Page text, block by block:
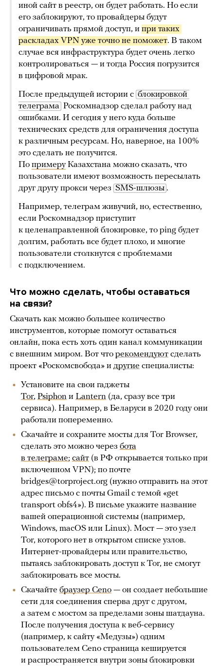
иной сайт в реестр, он будет работать. Но если
его заблокируют, то провайдеры будут
ограничивать прямой доступ, и при таких
раскладах VPN уже точно не поможет. В таком
случае вся инфраструктура будет очень легко
контролироваться — и тогда Россия погрузится
в цифровой мрак.
После предыдущей истории с блокировкой
телеграма Роскомнадзор сделал работу над
ошибками. И сегодня у него куда больше
технических средств для ограничения доступа
к различным ресурсам. Но, наверное, на 100%
это сделать не получится.
По примеруКазахстана можно сказать, что
пользователи имеют возможность пересылать
друг другу прокси через SMS-шлюзы .
Например, телеграм живучий, но, естественно,
если Роскомнадзор приступит
к целенаправленной блокировке, то ping будет
долгим, работать все будет плохо, и многие
пользователи столкнутся с проблемами
с подключением.
Что можно сделать, чтобы оставаться
на связи?
Скачать как можно большее количество
инструментов, которые помогут оставаться
онлайн, пока есть хоть один канал коммуникации
с внешним миром. Вот что рекомендуют сделать
проект «Роскомсвобода» и другие специалисты:
Установите на свои гаджеты
Tor, Psiphon и Lantern (да, сразу все три
сервиса). Например, в Беларуси в 2020 году они
работали попеременно.
Скачайте и сохраните мосты для Tor Browser,
сделать это можно через бота
в телеграме; сайт (в РФ открывается только при
включенном VPN); по почте
bridges@torproject.org (нужно отправить на этот
адрес письмо с почты Gmail с темой «get
transport obfs4»). В письме укажите название
вашей операционной системы (например,
Windows, macOS или Linux). Мост — это узел
Tor, которого нет в открытом списке узлов.
Интернет-провайдеры или правительство,
пытаясь заблокировать доступ к Tor, не смогут
заблокировать все мосты.
Скачайте браузер Ceno — он создает небольшие
сети для соединения сперва друг с другом,
а затем с мостом за пределами зоны шатдауна.
После получения доступа к веб-сервису
(например, к сайту «Медузы») одним
пользователем Ceno страница кешируется
и распространяется внутри зоны блокировки